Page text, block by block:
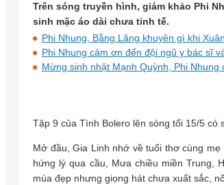
Trên sóng truyền hình, giám khảo Phi
sinh mặc áo dài chưa tinh tế.
Phi Nhung, Bằng Lăng khuyên gì khi
Phi Nhung cảm ơn đến đội ngũ y bác sĩ
Mừng sinh nhật Mạnh Quỳnh, Phi Nhung
Tập 9 của Tình Bolero lên sóng tối 15/5 có
Mở đầu, Gia Linh nhớ về tuổi thơ cùng
hứng lý qua cầu, Mưa chiều miền Trung,
múa đẹp nhưng giọng hát chưa xuất sắc,